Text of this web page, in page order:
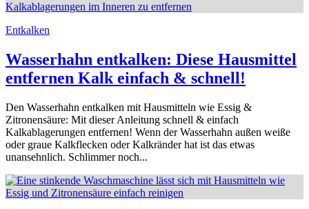
Entkalken
Wasserhahn entkalken: Diese Hausmittel
entfernen Kalk einfach & schnell!
Den Wasserhahn entkalken mit Hausmitteln wie Essig &
Zitronensäure: Mit dieser Anleitung schnell & einfach
Kalkablagerungen entfernen! Wenn der Wasserhahn außen weiße
oder graue Kalkflecken oder Kalkränder hat ist das etwas
unansehnlich. Schlimmer noch...